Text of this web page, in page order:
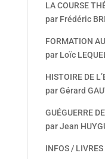
LA COURSE
par Frédéric
FORMATION
par Loïc
HISTOIRE DE
par Gérard
GUÉGUERRE
par Jean
INFOS / LIVRES